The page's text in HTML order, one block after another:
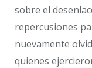
sobre el
repercusiones
nuevamente
quienes